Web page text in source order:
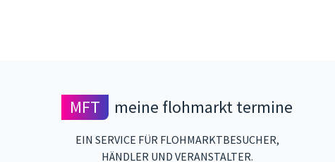
MFT meine flohmarkt termine
EIN SERVICE FÜR FLOHMARKTBESUCHER,
HÄNDLER UND VERANSTALTER.